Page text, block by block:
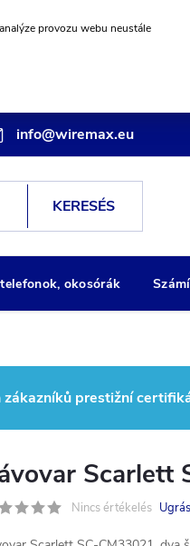
provozu webu neustále
info@wiremax.eu
KERESÉS
okosórák
prestižní
Scarlett
Nincs értékelés